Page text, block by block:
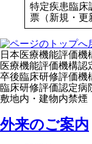
特定疾患臨床
票（新規・更
日本医療機能評価機
医療機能評価機構認
卒後臨床研修評価機
臨床研修評価認定病
敷地内・建物内禁煙
外来のご案内